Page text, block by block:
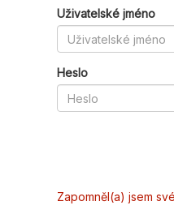
Uživatelské jméno
Heslo
Zapomněl(a) jsem